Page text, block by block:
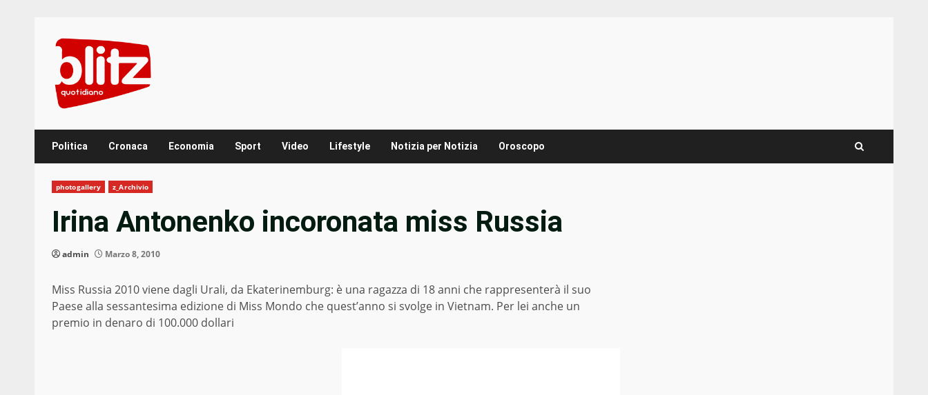
content
Politica Cronaca Economia Sport Video Lifestyle Notizia per Notizia Oroscopo
photogallery z_Archivio
Irina Antonenko incoronata miss Russia
admin Marzo 8, 2010
Miss Russia 2010 viene dagli Urali, da Ekaterinemburg: è una ragazza di 18 anni che rappresenterà il suo
Paese alla sessantesima edizione di Miss Mondo che quest’anno si svolge in Vietnam. Per lei anche un
premio in denaro di 100.000 dollari